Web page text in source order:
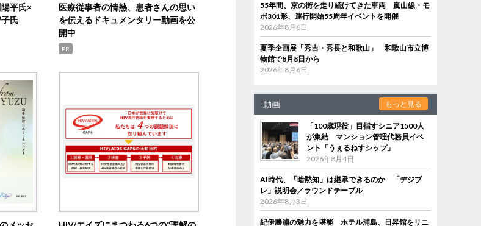
平氏×
氏
医療従事者の情熱、患者さんの思い
を伝えるドキュメンタリー動画を公
開中
PR
55年間、京の街を走り続けてきた車両 嵐山線・モ
ボ301形、運行開始55周年イベントを開催
2026年8月6日
夏季企画展「秀吉・秀長と和歌山」 和歌山市立博
物館で8月8日から
2026年8月6日
動画 もっと見る
「100歳現役」目指すシニア1500人
が集結 マンション管理代務員イベ
ント「うぇるねすシップ」
2026年8月4日
AI時代、「暗黙知」は継承できるのか 「デジブ
レ」説明会／ラウンドテーブル
2026年8月3日
紀伊勝浦の魅力を堪能 ホテル浦島、日昇館をリニ